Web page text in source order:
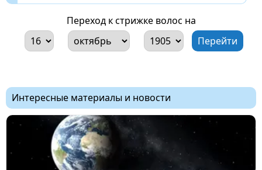
Переход к стрижке волос на
Интересные материалы и новости